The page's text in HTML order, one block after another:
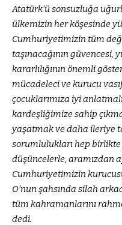
Atatürk’ü sonsuzluğa
ülkemizin her köşesinde
Cumhuriyetimizin tüm
taşınacağının güvencesi,
kararlılığının önemli
mücadeleci ve kurucu
çocuklarımıza iyi
kardeşliğimize sahip
yaşatmak ve daha ileriye
sorumlulukları hep
düşüncelerle, aramızdan
Cumhuriyetimizin
O’nun şahsında silah
tüm kahramanlarını
dedi.